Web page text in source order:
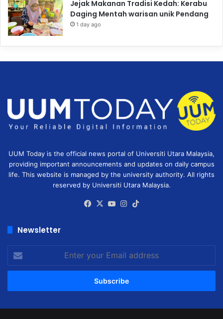
Jejak Makanan Tradisi Kedah: Kerabu
Daging Mentah warisan unik Pendang
1 day ago
UUM Today is the official news portal of Universiti Utara Malaysia,
providing important announcements and updates on daily campus
life. This website is managed by the university authority. All rights
reserved by Universiti Utara Malaysia.
Facebook
X YouTubeInstagram
Newsletter
your
Email